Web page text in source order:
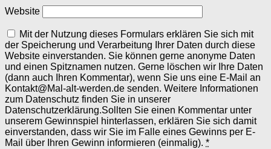
Website
Mit der Nutzung dieses Formulars erklären Sie sich mit
der Speicherung und Verarbeitung Ihrer Daten durch diese
Website einverstanden. Sie können gerne anonyme Daten
und einen Spitznamen nutzen. Gerne löschen wir Ihre Daten
(dann auch Ihren Kommentar), wenn Sie uns eine E-Mail an
Kontakt@Mal-alt-werden.de senden. Weitere Informationen
zum Datenschutz finden Sie in unserer
Datenschutzerklärung.Sollten Sie einen Kommentar unter
unserem Gewinnspiel hinterlassen, erklären Sie sich damit
einverstanden, dass wir Sie im Falle eines Gewinns per E-
Mail über Ihren Gewinn informieren (einmalig). *